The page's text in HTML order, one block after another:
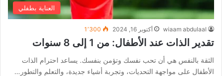
العناية بطفلي
wiaam abdulaal أكتوبر 16, 2024 1٬300
تقدير الذات عند الأطفال: من 1 إلى 8 سنوات
الثقة بالنفس هي أن تحب نفسك وتؤمن بنفسك. يساعد احترام الذات
الأطفال على مواجهة التحديات، وتجربة أشياء جديدة، والتعلم والتطور…